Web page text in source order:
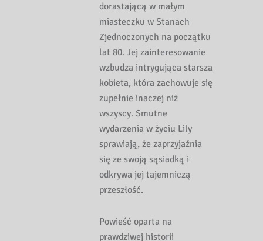
dorastającą w małym
miasteczku w Stanach
Zjednoczonych na początku
lat 80. Jej zainteresowanie
wzbudza intrygująca starsza
kobieta, która zachowuje się
zupełnie inaczej niż
wszyscy. Smutne
wydarzenia w życiu Lily
sprawiają, że zaprzyjaźnia
się ze swoją sąsiadką i
odkrywa jej tajemniczą
przeszłość.
Powieść oparta na
prawdziwej historii